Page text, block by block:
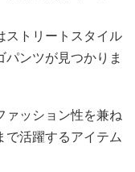
ストリートスタイル
パンツが見つかりま
ァッション性を兼ね
で活躍するアイテム